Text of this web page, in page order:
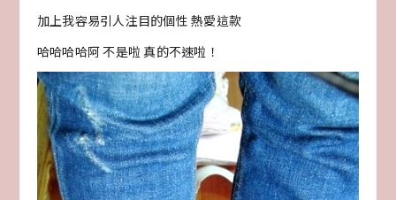
加上我容易引人注目的個性 熱愛這款
哈哈哈哈阿 不是啦 真的不速啦！